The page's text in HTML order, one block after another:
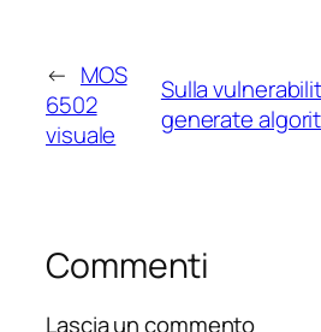
← MOS
6502
visuale
Sulla
generate
Commenti
Lascia un commento